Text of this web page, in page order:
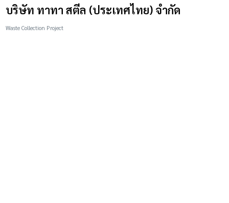
บริษัท ทาทา สตีล (ประเทศไทย) จำกัด
Waste Collection Project